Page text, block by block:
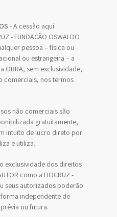
- A cessão aqui
- FUNDAÇÃO OSWALDO
pessoa – física ou
ou estrangeira – a
OBRA, sem exclusividade,
comerciais, nos termos
não comerciais são
gratuitamente,
intuito de lucro direto por
e utiliza.
exclusividade dos direitos
como a FIOCRUZ -
seus autorizados poderão
independente de
ou futura.